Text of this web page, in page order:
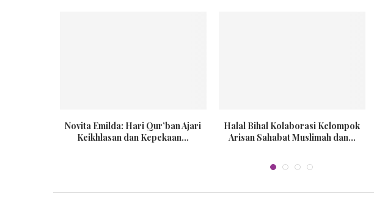
Novita Emilda: Hari Qur’ban Ajari
Keikhlasan dan Kepekaan...
Halal Bihal Kolaborasi Kelompok
Arisan Sahabat Muslimah dan...